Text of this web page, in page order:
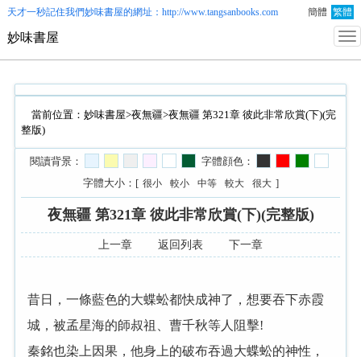
天才一秒記住我們妙味書屋的網址：http://www.tangsanbooks.com 簡體 繁體
妙味書屋
當前位置： 妙味書屋>夜無疆>夜無疆 第321章 彼此非常欣賞(下)(完
整版)
閱讀背景：
字體顔色：
字體大小：[ 很小 較小 中等 較大 很大 ]
夜無疆 第321章 彼此非常欣賞(下)(完整版)
上一章 返回列表 下一章
昔日，一條藍色的大蝶蚣都快成神了，想要吞下赤霞
城，被孟星海的師叔祖、曹千秋等人阻擊!
秦銘也染上因果，他身上的破布吞過大蝶蚣的神性，